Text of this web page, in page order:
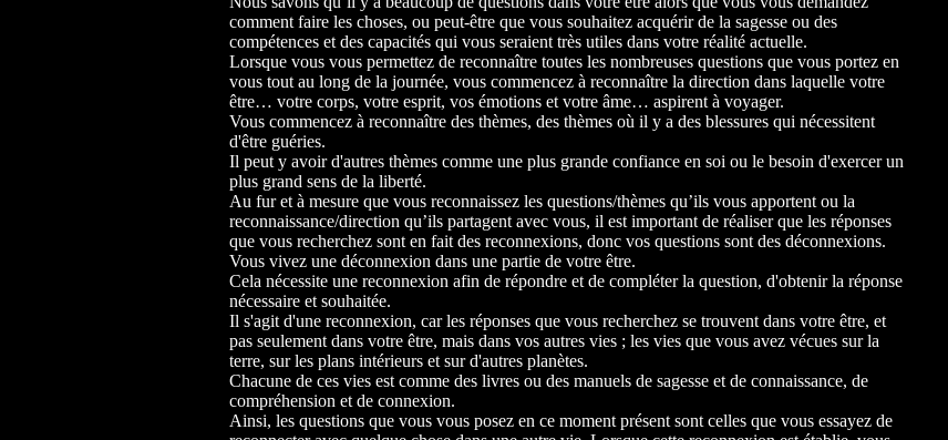
comment faire les choses, ou peut-être que vous souhaitez acquérir de la sagesse ou des
compétences et des capacités qui vous seraient très utiles dans votre réalité actuelle.
Lorsque vous vous permettez de reconnaître toutes les nombreuses questions que vous portez en
vous tout au long de la journée, vous commencez à reconnaître la direction dans laquelle votre
être… votre corps, votre esprit, vos émotions et votre âme… aspirent à voyager.
Vous commencez à reconnaître des thèmes, des thèmes où il y a des blessures qui nécessitent
d'être guéries.
Il peut y avoir d'autres thèmes comme une plus grande confiance en soi ou le besoin d'exercer un
plus grand sens de la liberté.
Au fur et à mesure que vous reconnaissez les questions/thèmes qu’ils vous apportent ou la
reconnaissance/direction qu’ils partagent avec vous, il est important de réaliser que les réponses
que vous recherchez sont en fait des reconnexions, donc vos questions sont des déconnexions.
Vous vivez une déconnexion dans une partie de votre être.
Cela nécessite une reconnexion afin de répondre et de compléter la question, d'obtenir la réponse
nécessaire et souhaitée.
Il s'agit d'une reconnexion, car les réponses que vous recherchez se trouvent dans votre être, et
pas seulement dans votre être, mais dans vos autres vies ; les vies que vous avez vécues sur la
terre, sur les plans intérieurs et sur d'autres planètes.
Chacune de ces vies est comme des livres ou des manuels de sagesse et de connaissance, de
compréhension et de connexion.
Ainsi, les questions que vous vous posez en ce moment présent sont celles que vous essayez de